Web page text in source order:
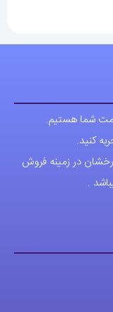
گزینه
ها
است
انتخاب
شما هستیم.
کنید.
از 20 سال سابقه درخشان در زمینه فروش
.